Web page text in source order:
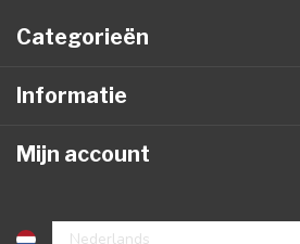
Categorieën
Informatie
Mijn account